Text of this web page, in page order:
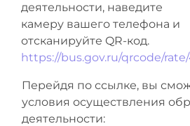
деятельности, наведите
камеру вашего телефона и
отсканируйте QR-код.
https://bus.gov.ru/qrcode/
Перейдя по ссылке, вы
условия осуществления
деятельности: